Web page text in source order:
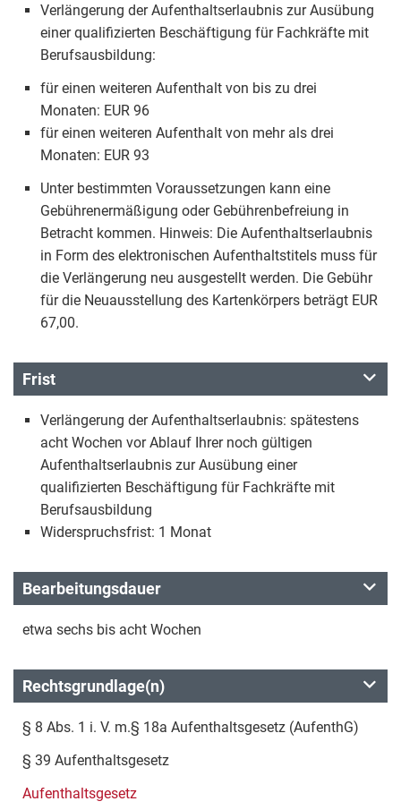
Verlängerung der Aufenthaltserlaubnis zur Ausübung
einer qualifizierten Beschäftigung für Fachkräfte mit
Berufsausbildung:
für einen weiteren Aufenthalt von bis zu drei
Monaten: EUR 96
für einen weiteren Aufenthalt von mehr als drei
Monaten: EUR 93
Unter bestimmten Voraussetzungen kann eine
Gebührenermäßigung oder Gebührenbefreiung in
Betracht kommen. Hinweis: Die Aufenthaltserlaubnis
in Form des elektronischen Aufenthaltstitels muss für
die Verlängerung neu ausgestellt werden. Die Gebühr
für die Neuausstellung des Kartenkörpers beträgt EUR
67,00.
Frist
Verlängerung der Aufenthaltserlaubnis: spätestens
acht Wochen vor Ablauf Ihrer noch gültigen
Aufenthaltserlaubnis zur Ausübung einer
qualifizierten Beschäftigung für Fachkräfte mit
Berufsausbildung
Widerspruchsfrist: 1 Monat
Bearbeitungsdauer
etwa sechs bis acht Wochen
Rechtsgrundlage(n)
§ 8 Abs. 1 i. V. m.§ 18a Aufenthaltsgesetz (AufenthG)
§ 39 Aufenthaltsgesetz
Aufenthaltsgesetz